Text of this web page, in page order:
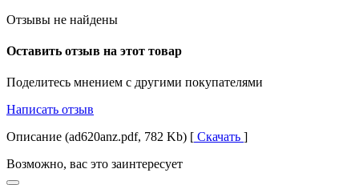
Отзывы не найдены
Оставить отзыв на этот товар
Поделитесь мнением с другими покупателями
Написать отзыв
Описание (ad620anz.pdf, 782 Kb) [ Скачать ]
Возможно, вас это заинтересует